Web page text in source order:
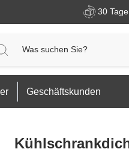
30
Geschäftskunden